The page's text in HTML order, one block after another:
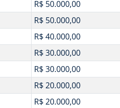
R$ 50.000,00
R$ 50.000,00
R$ 40.000,00
R$ 30.000,00
R$ 30.000,00
R$ 20.000,00
R$ 20.000,00